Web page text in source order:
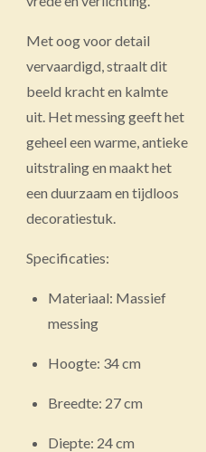
Met oog voor detail
vervaardigd, straalt dit
beeld kracht en kalmte
uit. Het messing geeft het
geheel een warme, antieke
uitstraling en maakt het
een duurzaam en tijdloos
decoratiestuk.
Specificaties:
Materiaal: Massief
messing
Hoogte: 34 cm
Breedte: 27 cm
Diepte: 24 cm